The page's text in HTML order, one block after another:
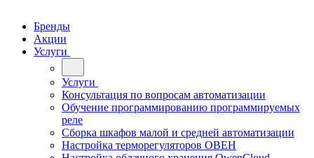
Бренды
Акции
Услуги
Услуги
Консультация по вопросам автоматизации
Обучение программированию программируемых
реле
Сборка шкафов малой и средней автоматизации
Настройка терморегуляторов ОВЕН